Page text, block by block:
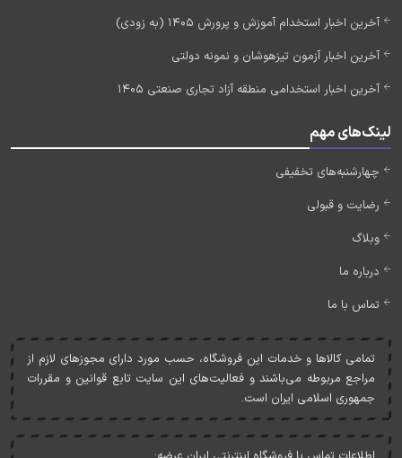
آخرین اخبار استخدام آموزش و پرورش 1405 (به زودی)
آخرین اخبار آزمون تیزهوشان و نمونه دولتی
آخرین اخبار استخدامی منطقه آزاد تجاری صنعتی 1405
لینک‌های مهم
چهارشنبه‌های تخفیفی
رضایت و قبولی
وبلاگ
درباره ما
تماس با ما
تمامی کالاها و خدمات اين فروشگاه، حسب مورد دارای مجوزهای لازم از
مراجع مربوطه می‌باشند و فعاليت‌های اين سايت تابع قوانين و مقررات
جمهوری اسلامی ايران است.